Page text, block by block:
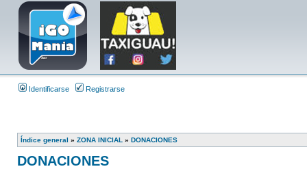
Identificarse Registrarse
Índice general » ZONA INICIAL » DONACIONES
DONACIONES